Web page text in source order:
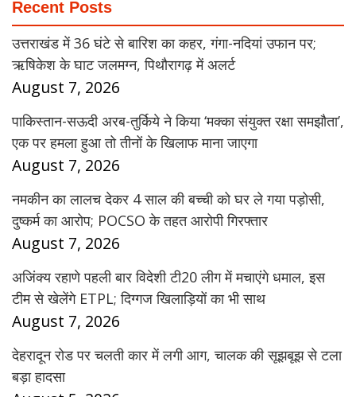
Recent Posts
उत्तराखंड में 36 घंटे से बारिश का कहर, गंगा-नदियां उफान पर;
ऋषिकेश के घाट जलमग्न, पिथौरागढ़ में अलर्ट
August 7, 2026
पाकिस्तान-सऊदी अरब-तुर्किये ने किया ‘मक्का संयुक्त रक्षा समझौता’,
एक पर हमला हुआ तो तीनों के खिलाफ माना जाएगा
August 7, 2026
नमकीन का लालच देकर 4 साल की बच्ची को घर ले गया पड़ोसी,
दुष्कर्म का आरोप; POCSO के तहत आरोपी गिरफ्तार
August 7, 2026
अजिंक्य रहाणे पहली बार विदेशी टी20 लीग में मचाएंगे धमाल, इस
टीम से खेलेंगे ETPL; दिग्गज खिलाड़ियों का भी साथ
August 7, 2026
देहरादून रोड पर चलती कार में लगी आग, चालक की सूझबूझ से टला
बड़ा हादसा